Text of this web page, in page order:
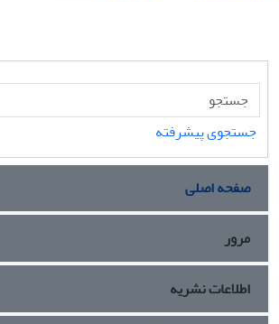
جستجوی پیشرفته
صفحه اصلی
مرور
اطلاعات نشریه